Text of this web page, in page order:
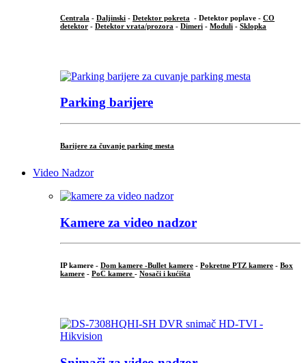
Centrala - Daljinski - Detektor pokreta - Detektor poplave - CO
detektor - Detektor vrata/prozora - Dimeri - Moduli - Sklopka
Parking barijere
Barijere za čuvanje parking mesta
Video Nadzor
Kamere za video nadzor
IP kamere - Dom kamere -Bullet kamere - Pokretne PTZ kamere - Box
kamere - PoC kamere - Nosači i kućišta